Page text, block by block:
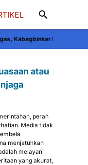
Polda Sulsel Ajak
atau
peran
Media tidak
menjatuhkan
melayani
yang akurat,